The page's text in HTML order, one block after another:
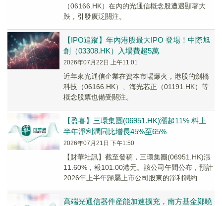
（06166.HK）在內的光通信概念股遭遇顯著大
跌，引發廣泛關注。
【IPO追蹤】年內港股最大IPO 登場！中際旭
創（03308.HK）入場費超5萬
2026年07月22日 上午11:01
近年來光通信企業在資本市場爆火，港股的劍橋
科技（06166.HK）、海光芯正（01191.HK）等
概念股票也備受關注。
【盈喜】三環集團(06951.HK)漲超11% 料上
半年淨利潤同比增長45%至65%
2026年07月21日 下午1:50
【財華社訊】截至發稿，三環集團(06951.HK)漲
11.60%，報101.00港元。該公司午間公布，預計
2026年上半年歸屬上市公司股東的淨利潤約
高端光通信器件産能加速擴充，南方基金鄭曉